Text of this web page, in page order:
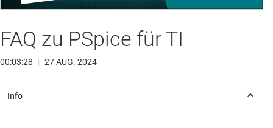
Video
FAQ zu PSpice für TI
00:03:28 | 27 AUG. 2024